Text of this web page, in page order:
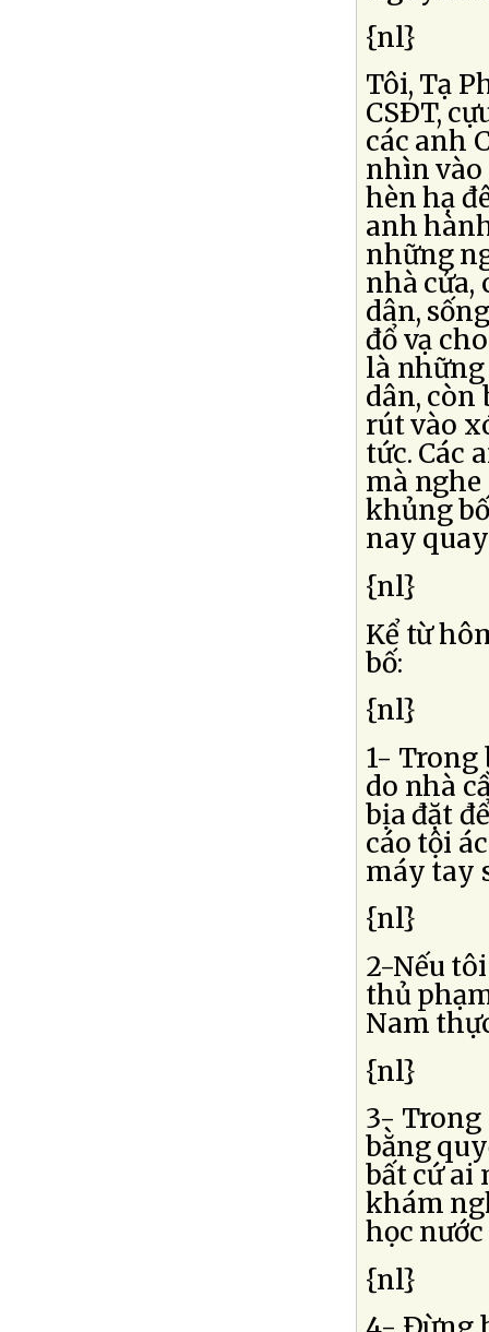
{nl}
Tôi, Tạ
CSÐT,
các anh
nhìn vào
hèn hạ
anh
những
nhà cửa,
dân,
đổ vạ
là
dân, còn
rút vào
tức. Các
mà
khủng
nay
{nl}
Kể từ
bố:
{nl}
1- Trong
do nhà
bịa đặt
cáo tội
máy tay
{nl}
2-Nếu
thủ
Nam
{nl}
3-
bằng
bất cứ ai
khám
học
{nl}